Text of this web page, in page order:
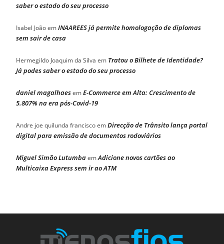
saber o estado do seu processo
Isabel JoãoemINAAREES já permite homologação de diplomas
sem sair de casa
Hermegildo Joaquim da Silva em Tratou o Bilhete de Identidade?
Já podes saber o estado do seu processo
daniel magalhaesemE-Commerce em Alta: Crescimento de
5.807% na era pós-Covid-19
Andre joe quilunda franciscoemDirecção de Trânsito lança portal
digital para emissão de documentos rodoviários
Miguel Simão LutumbaemAdicione novos cartões ao
Multicaixa Express sem ir ao ATM